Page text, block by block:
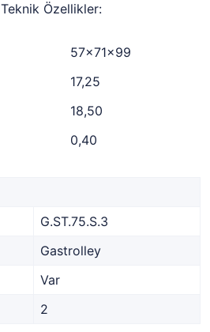
Teknik Özellikler:
57x71x99
17,25
18,50
0,40
G.ST.75.S.3
Gastrolley
Var
2